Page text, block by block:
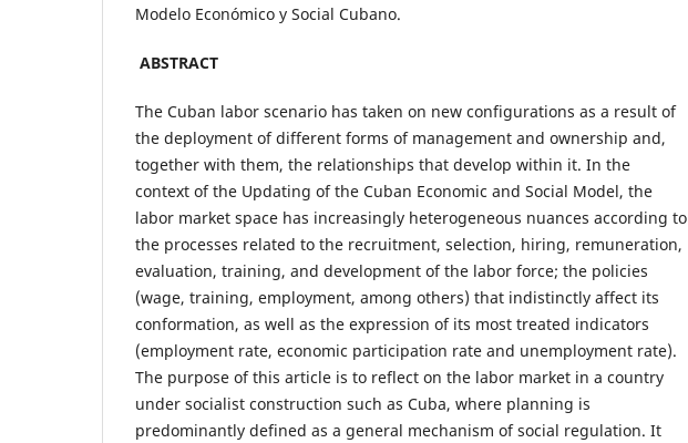
Modelo Económico y Social Cubano.
ABSTRACT
The Cuban labor scenario has taken on new configurations as a result of
the deployment of different forms of management and ownership and,
together with them, the relationships that develop within it. In the
context of the Updating of the Cuban Economic and Social Model, the
labor market space has increasingly heterogeneous nuances according to
the processes related to the recruitment, selection, hiring, remuneration,
evaluation, training, and development of the labor force; the policies
(wage, training, employment, among others) that indistinctly affect its
conformation, as well as the expression of its most treated indicators
(employment rate, economic participation rate and unemployment rate).
The purpose of this article is to reflect on the labor market in a country
under socialist construction such as Cuba, where planning is
predominantly defined as a general mechanism of social regulation. It